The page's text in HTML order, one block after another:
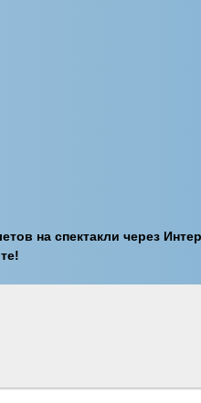
на спектакли через